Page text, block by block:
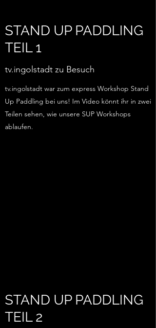
STAND UP PADDLING
TEIL 1
tv.ingolstadt zu Besuch
tv.ingolstadt war zum express Workshop Stand
Up Paddling bei uns! Im Video könnt ihr in zwei
Teilen sehen, wie unsere SUP Workshops
ablaufen.
STAND UP PADDLING
TEIL 2